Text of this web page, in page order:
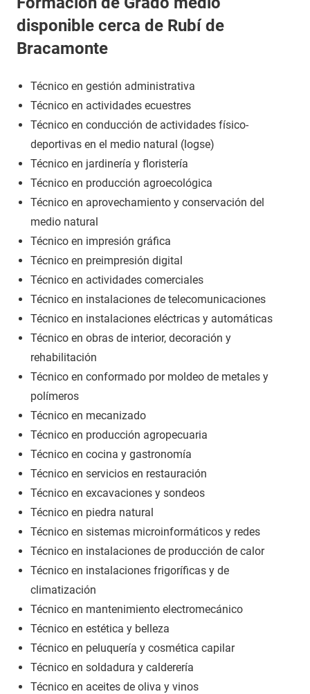
disponible cerca de Rubí de
Bracamonte
Técnico en gestión administrativa
Técnico en actividades ecuestres
Técnico en conducción de actividades físico-
deportivas en el medio natural (logse)
Técnico en jardinería y floristería
Técnico en producción agroecológica
Técnico en aprovechamiento y conservación del
medio natural
Técnico en impresión gráfica
Técnico en preimpresión digital
Técnico en actividades comerciales
Técnico en instalaciones de telecomunicaciones
Técnico en instalaciones eléctricas y automáticas
Técnico en obras de interior, decoración y
rehabilitación
Técnico en conformado por moldeo de metales y
polímeros
Técnico en mecanizado
Técnico en producción agropecuaria
Técnico en cocina y gastronomía
Técnico en servicios en restauración
Técnico en excavaciones y sondeos
Técnico en piedra natural
Técnico en sistemas microinformáticos y redes
Técnico en instalaciones de producción de calor
Técnico en instalaciones frigoríficas y de
climatización
Técnico en mantenimiento electromecánico
Técnico en estética y belleza
Técnico en peluquería y cosmética capilar
Técnico en soldadura y calderería
Técnico en aceites de oliva y vinos